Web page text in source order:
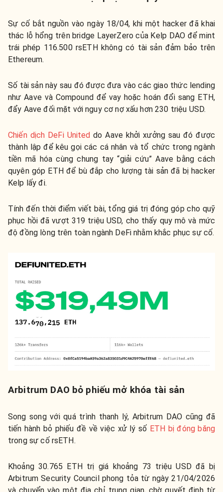
Sự cố bắt nguồn vào ngày 18/04, khi một hacker đã khai
thác lỗ hổng trên bridge LayerZero của Kelp DAO để mint
trái phép 116.500 rsETH không có tài sản đảm bảo trên
Ethereum.
Số tài sản này sau đó được đưa vào các giao thức lending
như Aave và Compound để vay hoặc hoán đổi sang ETH,
đẩy Aave đối mặt với nguy cơ nợ xấu hơn 230 triệu USD.
Chiến dịch DeFi United do Aave khởi xưởng sau đó được
thành lập để kêu gọi các cá nhân và tổ chức trong ngành
tiền mã hóa cùng chung tay “giải cứu” Aave bằng cách
quyên góp ETH để bù đắp cho lượng tài sản đã bị hacker
Kelp lấy đi.
Tính đến thời điểm viết bài, tổng giá trị đóng góp cho quỹ
phục hồi đã vượt 319 triệu USD, cho thấy quy mô và mức
độ đồng lòng trên toàn ngành DeFi nhằm khắc phục sự cố.
Arbitrum DAO bỏ phiếu mở khóa tài sản
Song song với quá trình thanh lý, Arbitrum DAO cũng đã
tiến hành bỏ phiếu đề về việc xử lý số ETH bị đóng băng
trong sự cố rsETH.
Khoảng 30.765 ETH trị giá khoảng 73 triệu USD đã bị
Arbitrum Security Council phong tỏa từ ngày 21/04/2026